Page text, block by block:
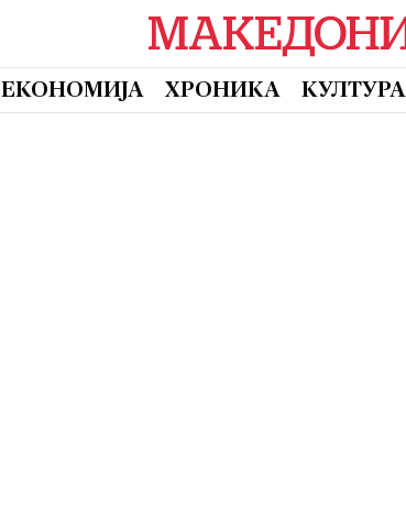
ЕКОНОМИЈА ХРОНИКА КУЛТУРА